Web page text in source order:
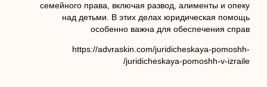
семейного права, включая развод, алименты и опеку
над детьми. В этих делах юридическая помощь
особенно важна для обеспечения справ
https://advraskin.com/juridicheskaya-pomoshh-
juridicheskaya-pomoshh-v-izraile/